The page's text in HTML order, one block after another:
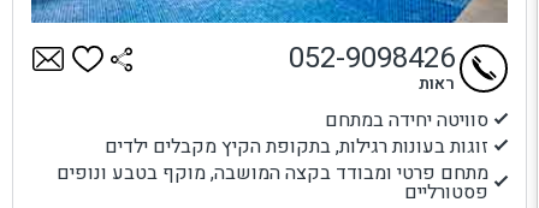
סוויטה יחידה במתחם
זוגות בעונות רגילות, בתקופת הקיץ מקבלים ילדים
מתחם פרטי ומבודד בקצה המושבה, מוקף בטבע ונופים
פסטורליים
052-9098426
ראות